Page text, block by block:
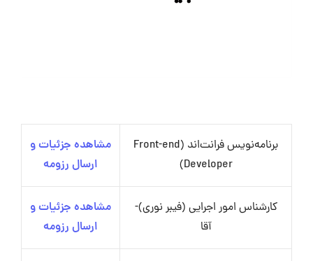
برنامه‌نویس فرانت‌اند (Front-end
Developer)
مشاهده جزئیات و
ارسال رزومه
کارشناس امور اجرایی (فیبر نوری)-
آقا
مشاهده جزئیات و
ارسال رزومه